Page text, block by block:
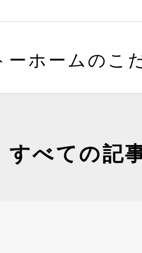
ーホームのこ
すべての記